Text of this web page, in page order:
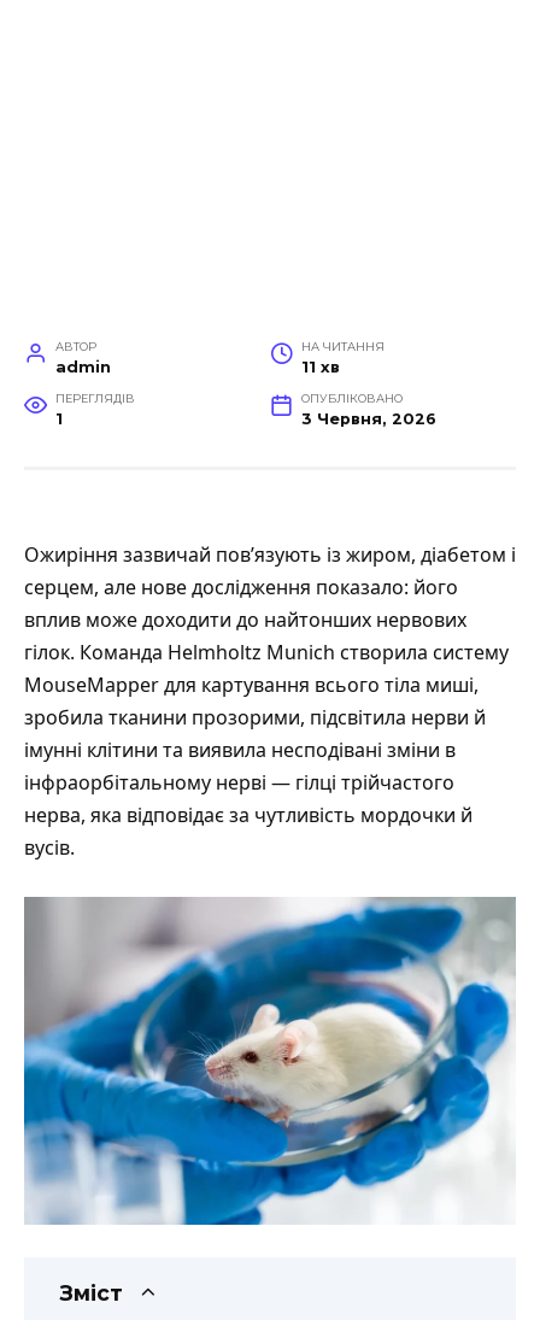
АВТОР
admin
НА ЧИТАННЯ
11 хв
ПЕРЕГЛЯДІВ
1
ОПУБЛІКОВАНО
3 Червня, 2026
Ожиріння зазвичай пов’язують із жиром, діабетом і
серцем, але нове дослідження показало: його
вплив може доходити до найтонших нервових
гілок. Команда Helmholtz Munich створила систему
MouseMapper для картування всього тіла миші,
зробила тканини прозорими, підсвітила нерви й
імунні клітини та виявила несподівані зміни в
інфраорбітальному нерві — гілці трійчастого
нерва, яка відповідає за чутливість мордочки й
вусів.
Зміст